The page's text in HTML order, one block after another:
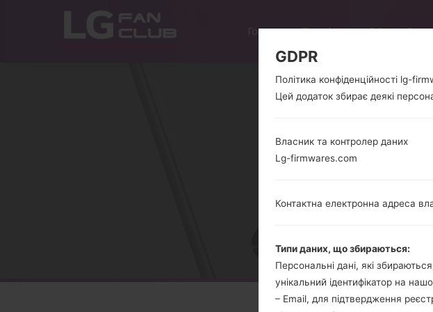
Головна Телефони ОС
СЕРІЯLG
GDPR
Політика конфіденційності lg-
Цей додаток збирає деякі
Власник та контролер даних
Lg-firmwares.com
Контактна електронна адреса
Типи даних, що збираються:
Персональні дані, які
унікальний ідентифікатор на
– Email, для підтвердження